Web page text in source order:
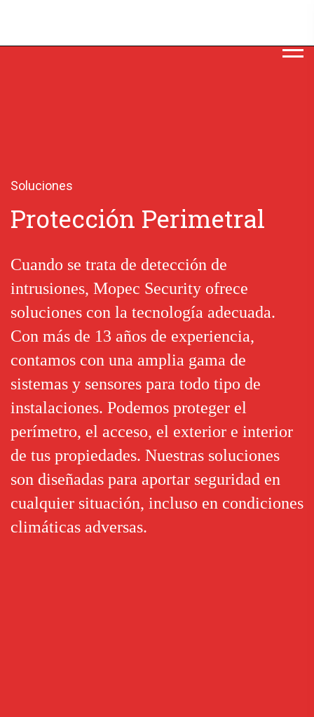
Soluciones
Protección Perimetral
Cuando se trata de detección de
intrusiones, Mopec Security ofrece
soluciones con la tecnología adecuada.
Con más de 13 años de experiencia,
contamos con una amplia gama de
sistemas y sensores para todo tipo de
instalaciones. Podemos proteger el
perímetro, el acceso, el exterior e interior
de tus propiedades. Nuestras soluciones
son diseñadas para aportar seguridad en
cualquier situación, incluso en condiciones
climáticas adversas.